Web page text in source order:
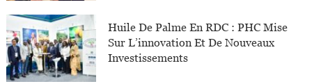
Huile De Palme En RDC : PHC Mise
Sur L’innovation Et De Nouveaux
Investissements